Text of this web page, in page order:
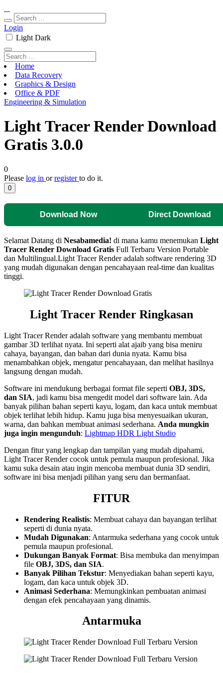
Login
Light Dark
Home
Data Recovery
Graphics & Design
Office & PDF
Engineering & Simulation
Light Tracer Render Download
Gratis 3.0.0
0
Please log in orregisterto do it.
0
Download Now Direct Download
Selamat Datang di Nesabamedia! di mana kamu menemukan Light
Tracer Render Download Gratis Full Terbaru Version Portable
dan Multilingual.Light Tracer Render adalah software rendering 3D
yang mudah digunakan dengan pencahayaan real-time dan kualitas
tinggi.
Light Tracer Render Ringkasan
Light Tracer Render adalah software yang membantu membuat
gambar 3D terlihat nyata. Ini seperti alat ajaib yang bisa meniru
cahaya, bayangan, dan bahan dari dunia nyata. Kamu bisa
menambahkan objek, mengatur pencahayaan, dan melihat hasilnya
langsung dengan mudah.
Software ini mendukung berbagai format file seperti OBJ, 3DS,
dan SIA, jadi kamu bisa mengedit model dari software lain. Ada
banyak pilihan bahan seperti kayu, logam, dan kaca untuk membuat
objek terlihat lebih hidup. Kamu juga bisa menyesuaikan ukuran,
warna, dan bahkan membuat animasi sederhana. Anda mungkin
juga ingin mengunduh: Lightmap HDR Light Studio
Dengan fitur yang lengkap dan tampilan yang mudah dipahami,
Light Tracer Render cocok untuk pemula maupun profesional. Jika
kamu suka desain atau ingin mencoba membuat dunia 3D sendiri,
software ini bisa menjadi pilihan yang seru dan bermanfaat.
FITUR
Rendering Realistis: Membuat cahaya dan bayangan terlihat
seperti di dunia nyata.
Mudah Digunakan: Antarmuka sederhana yang cocok untuk
pemula maupun profesional.
Dukungan Banyak Format: Bisa membuka dan menyimpan
file OBJ, 3DS, dan SIA.
Banyak Pilihan Tekstur: Menyediakan bahan seperti kayu,
logam, dan kaca untuk objek 3D.
Animasi Sederhana: Memungkinkan pembuatan animasi
dengan efek pencahayaan yang dinamis.
Antarmuka